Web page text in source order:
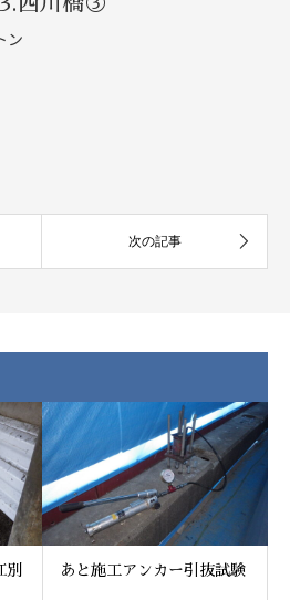
ン
別
あと施工アンカー引抜試験